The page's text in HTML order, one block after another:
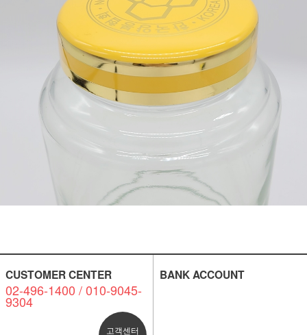
CUSTOMER CENTER
02-496-1400 / 010-9045-
9304
고객센터
BANK ACCOUNT